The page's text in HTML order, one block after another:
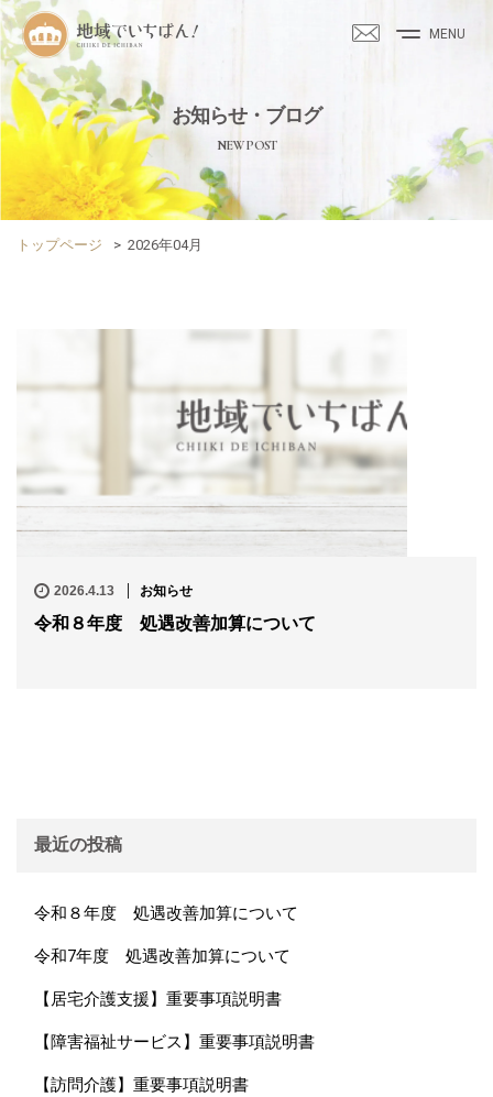
MENU
お知らせ・ブログ
NEW POST
トップページ > 2026年04月
2026.4.13 お知らせ
令和８年度 処遇改善加算について
最近の投稿
令和８年度 処遇改善加算について
令和7年度 処遇改善加算について
【居宅介護支援】重要事項説明書
【障害福祉サービス】重要事項説明書
【訪問介護】重要事項説明書